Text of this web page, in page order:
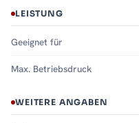
LEISTUNG
Geeignet für
Max. Betriebsdruck
WEITERE ANGABEN